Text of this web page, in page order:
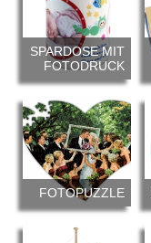
SPARDOSE MIT
FOTODRUCK
FOTOPUZZLE